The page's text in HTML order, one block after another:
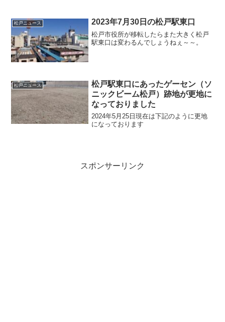
松戸ニュース 2023年7月30日の松戸駅東口
松戸市役所が移転したらまた大きく松戸
駅東口は変わるんでしょうねぇ～～。
松戸ニュース
松戸駅東口にあったゲーセン（ソ
ニックビーム松戸）跡地が更地に
なっておりました
2024年5月25日現在は下記のように更地
になっております
スポンサーリンク